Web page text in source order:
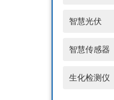
智慧光伏
智慧传感器
生化检测仪